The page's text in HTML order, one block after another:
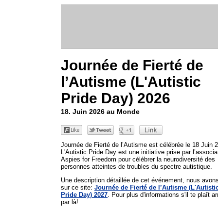
Journée de Fierté de
l’Autisme (L'Autistic
Pride Day) 2026
18. Juin 2026 au Monde
Journée de Fierté de l’Autisme est célébrée le 18 Juin
L'Autistic Pride Day est une initiative prise par
Aspies for Freedom pour célébrer la neurodiversité des
personnes atteintes de troubles du spectre autistique.
Une description détaillée de cet événement, nous
sur ce site: Journée de Fierté de l’Autisme
Pride Day) 2027 . Pour plus d'informations s'il te plaît
par là!